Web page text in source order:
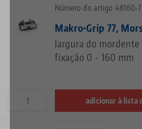
Número do artigo 48160-
Makro•Grip 77,
largura do mordente
fixação 0 - 160 mm
adicionar à lista